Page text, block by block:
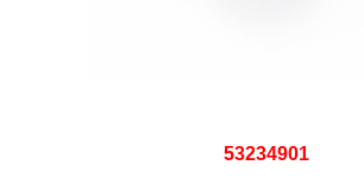
53234901